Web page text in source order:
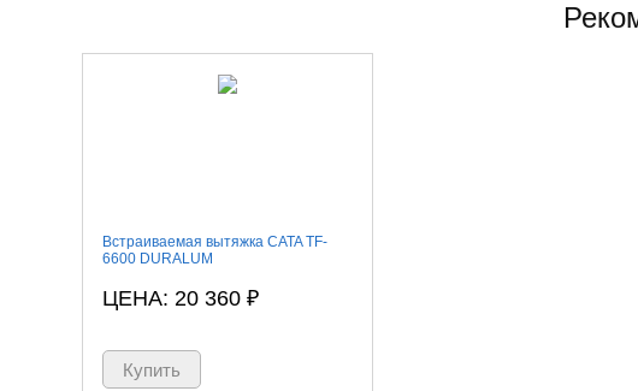
Встраиваемая вытяжка CATA TF-
6600 DURALUM
ЦЕНА: 20 360 ₽